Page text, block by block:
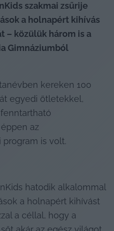
szakmai zsűrije
a holnapért kihívás
– közülük három is a
Gimnáziumból
kereken 100
egyedi ötletekkel,
az
is volt.
hatodik alkalommal
a holnapért kihívást
a céllal, hogy a